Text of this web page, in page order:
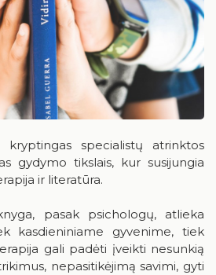
RUGPJŪTIS 2026
Tr Ke Pe Še Se
1 2
5 6 7
12 13 14 15 16
19 20 21 22 23
specialistų atrinktos
gydymo tikslais, kur susijungia
ir literatūra.
pasak psichologų, atlieka
kasdieniniame gyvenime, tiek
gali padėti įveikti nesunkią
nepasitikėjimą savimi, gyti